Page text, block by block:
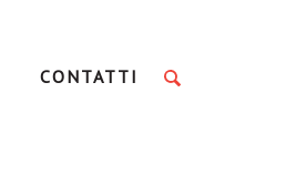
CONTATTI